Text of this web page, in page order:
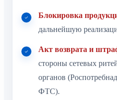
Блокировка
дальнейшую
Акт возврата и
стороны сетевых
органов
ФТС).